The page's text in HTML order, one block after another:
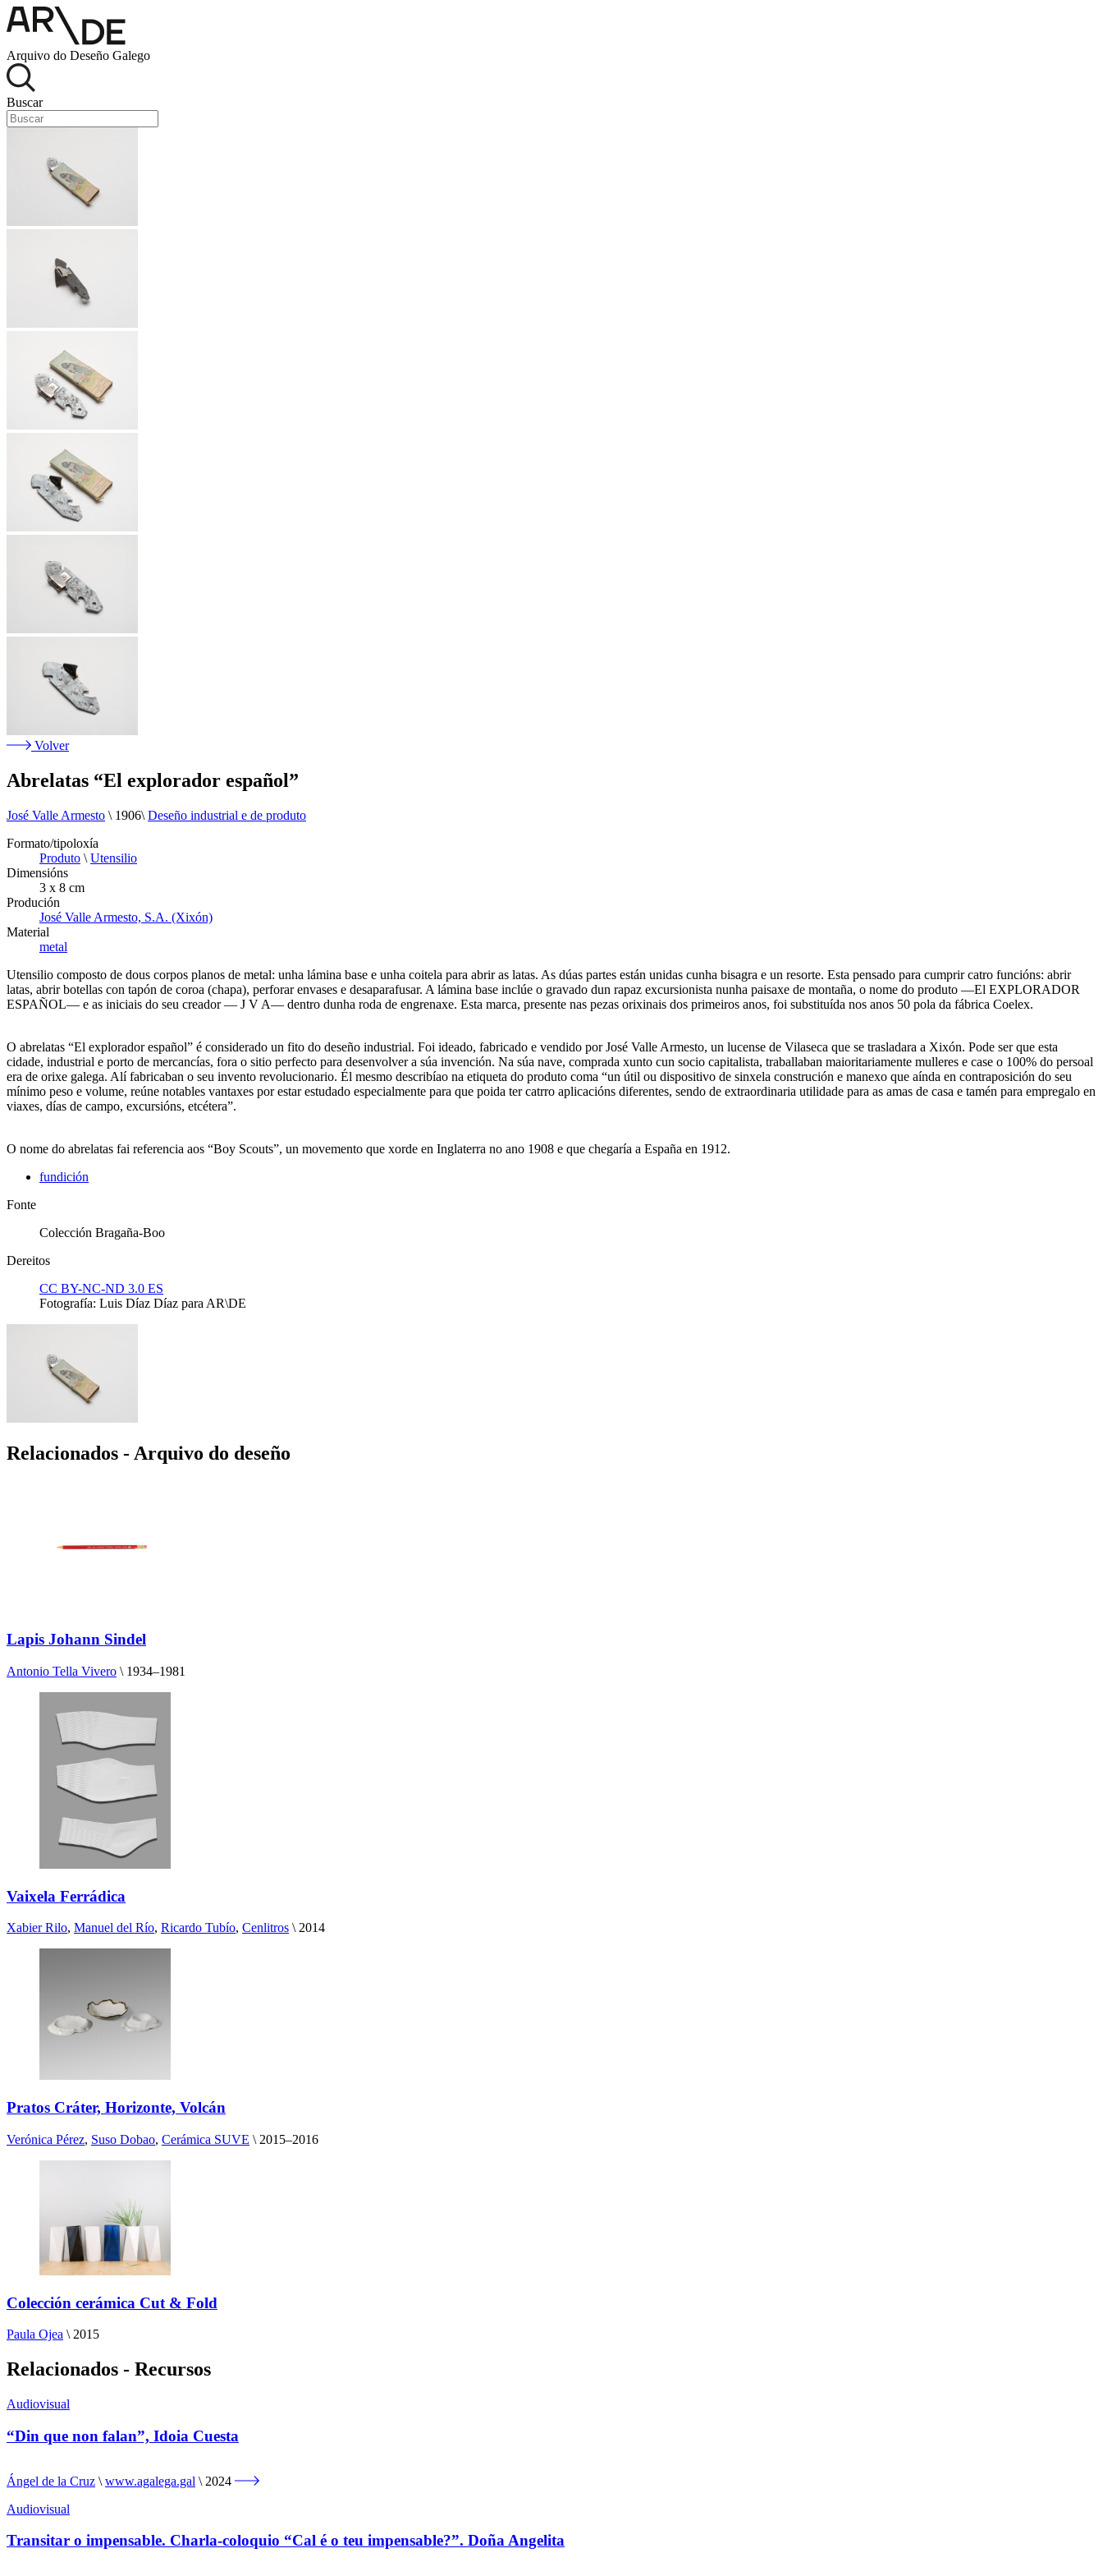
Arquivo do Deseño Galego
Buscar
Volver
Abrelatas “El explorador español”
José Valle Armesto \ 1906\ Deseño industrial e de produto
Formato/tipoloxía
Produto \ Utensilio
Dimensións
3 x 8 cm
Produción
José Valle Armesto, S.A. (Xixón)
Material
metal
Utensilio composto de dous corpos planos de metal: unha lámina base e unha coitela para abrir as latas. As dúas partes están unidas cunha bisagra e un resorte. Esta pensado para cumprir catro funcións: abrir
latas, abrir botellas con tapón de coroa (chapa), perforar envases e desaparafusar. A lámina base inclúe o gravado dun rapaz excursionista nunha paisaxe de montaña, o nome do produto —El EXPLORADOR
ESPAÑOL— e as iniciais do seu creador — J V A— dentro dunha roda de engrenaxe. Esta marca, presente nas pezas orixinais dos primeiros anos, foi substituída nos anos 50 pola da fábrica Coelex.
O abrelatas “El explorador español” é considerado un fito do deseño industrial. Foi ideado, fabricado e vendido por José Valle Armesto, un lucense de Vilaseca que se trasladara a Xixón. Pode ser que esta
cidade, industrial e porto de mercancías, fora o sitio perfecto para desenvolver a súa invención. Na súa nave, comprada xunto cun socio capitalista, traballaban maioritariamente mulleres e case o 100% do persoal
era de orixe galega. Alí fabricaban o seu invento revolucionario. Él mesmo describíao na etiqueta do produto coma “un útil ou dispositivo de sinxela construción e manexo que aínda en contraposición do seu
mínimo peso e volume, reúne notables vantaxes por estar estudado especialmente para que poida ter catrro aplicacións diferentes, sendo de extraordinaria utilidade para as amas de casa e tamén para empregalo en
viaxes, días de campo, excursións, etcétera”.
O nome do abrelatas fai referencia aos “Boy Scouts”, un movemento que xorde en Inglaterra no ano 1908 e que chegaría a España en 1912.
fundición
Fonte
Colección Bragaña-Boo
Dereitos
CC BY-NC-ND 3.0 ES
Fotografía: Luis Díaz Díaz para AR\DE
Relacionados - Arquivo do deseño
Lapis Johann Sindel
Antonio Tella Vivero \ 1934–1981
Vaixela Ferrádica
Xabier Rilo, Manuel del Río, Ricardo Tubío, Cenlitros \2014
Pratos Cráter, Horizonte, Volcán
Verónica Pérez, Suso Dobao, Cerámica SUVE \ 2015–2016
Colección cerámica Cut & Fold
Paula Ojea \ 2015
Relacionados - Recursos
Audiovisual
“Din que non falan”, Idoia Cuesta
Ángel de la Cruz www.agalega.gal
2024
Audiovisual
Transitar o impensable. Charla-coloquio “Cal é o teu impensable?”. Doña Angelita